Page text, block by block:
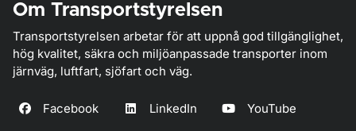
Om Transportstyrelsen
Transportstyrelsen arbetar för att uppnå god tillgänglighet,
hög kvalitet, säkra och miljöanpassade transporter inom
järnväg, luftfart, sjöfart och väg.
Facebook LinkedIn YouTube